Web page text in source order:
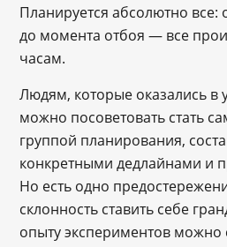
Планируется абсолютно все:
до момента отбоя — все
часам.
Людям, которые оказались в
можно посоветовать стать
группой планирования,
конкретными дедлайнами и
Но есть одно
склонность ставить себе
опыту экспериментов можно